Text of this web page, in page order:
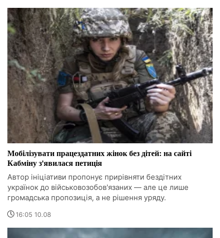
Мобілізувати працездатних жінок без дітей: на сайті
Кабміну з'явилася петиція
Автор ініціативи пропонує прирівняти бездітних
українок до військовозобов'язаних — але це лише
громадська пропозиція, а не рішення уряду.
16:05 10.08